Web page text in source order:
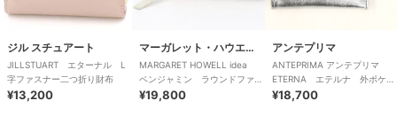
ジル スチュアート
JILLSTUART エターナル L
字ファスナー二つ折り財布
¥13,200
マーガレット・ハウエル アイデア
MARGARET HOWELL idea
ベンジャミン ラウンドファス
ナー二つ折り財布
¥19,800
アンテプリマ
ANTEPRIMA アンテプリマ
ETERNA エテルナ 外ポケッ
ト二つ折財布
¥18,700